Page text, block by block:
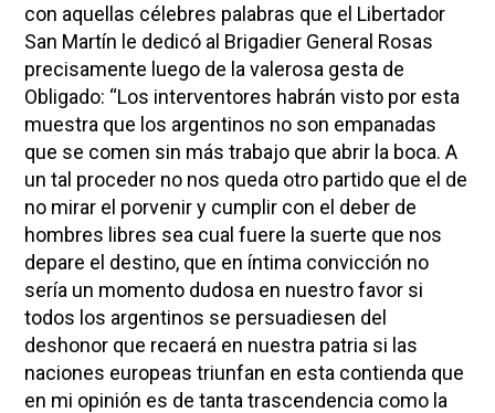
con aquellas célebres palabras que el Libertador
San Martín le dedicó al Brigadier General Rosas
precisamente luego de la valerosa gesta de
Obligado: “Los interventores habrán visto por esta
muestra que los argentinos no son empanadas
que se comen sin más trabajo que abrir la boca. A
un tal proceder no nos queda otro partido que el de
no mirar el porvenir y cumplir con el deber de
hombres libres sea cual fuere la suerte que nos
depare el destino, que en íntima convicción no
sería un momento dudosa en nuestro favor si
todos los argentinos se persuadiesen del
deshonor que recaerá en nuestra patria si las
naciones europeas triunfan en esta contienda que
en mi opinión es de tanta trascendencia como la